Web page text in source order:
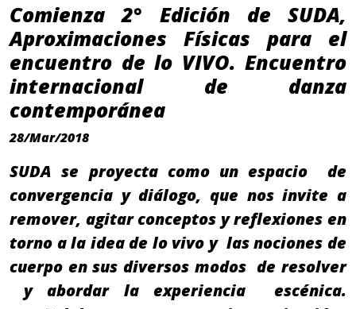
Comienza 2° Edición de SUDA,
Aproximaciones Físicas para el
encuentro de lo VIVO. Encuentro
internacional de danza
contemporánea
28/Mar/2018
SUDA se proyecta como un espacio de
convergencia y diálogo, que nos invite a
remover, agitar conceptos y reflexiones en
torno a la idea de lo vivo y las nociones de
cuerpo en sus diversos modos de resolver
y abordar la experiencia escénica.